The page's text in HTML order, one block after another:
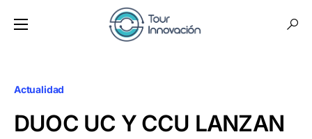
Actualidad
DUOC UC Y CCU LANZAN